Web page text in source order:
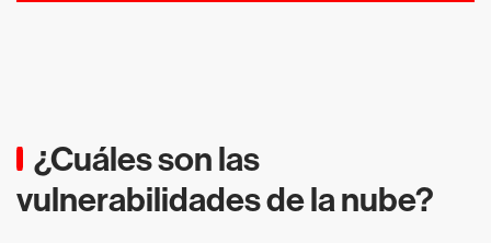
¿Cuáles son las
vulnerabilidades de la nube?